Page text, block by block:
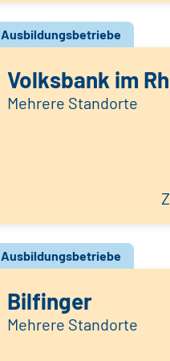
Ausbildungsbetriebe
Volksbank im
Mehrere Standorte
Ausbildungsbetriebe
Bilfinger
Mehrere Standorte